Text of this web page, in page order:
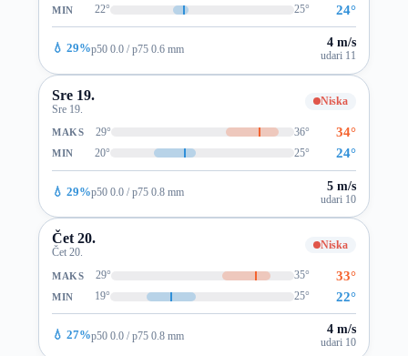
MIN 22° 25° 24°
💧 29%p50 0.0 / p75 0.6 mm 4 m/s
udari 11
Sre 19.
Sre 19.
Niska
MAKS 29° 36° 34°
MIN 20° 25° 24°
💧 29%p50 0.0 / p75 0.8 mm 5 m/s
udari 10
Čet 20.
Čet 20.
Niska
MAKS 29° 35° 33°
MIN 19° 25° 22°
💧 27%p50 0.0 / p75 0.8 mm 4 m/s
udari 10